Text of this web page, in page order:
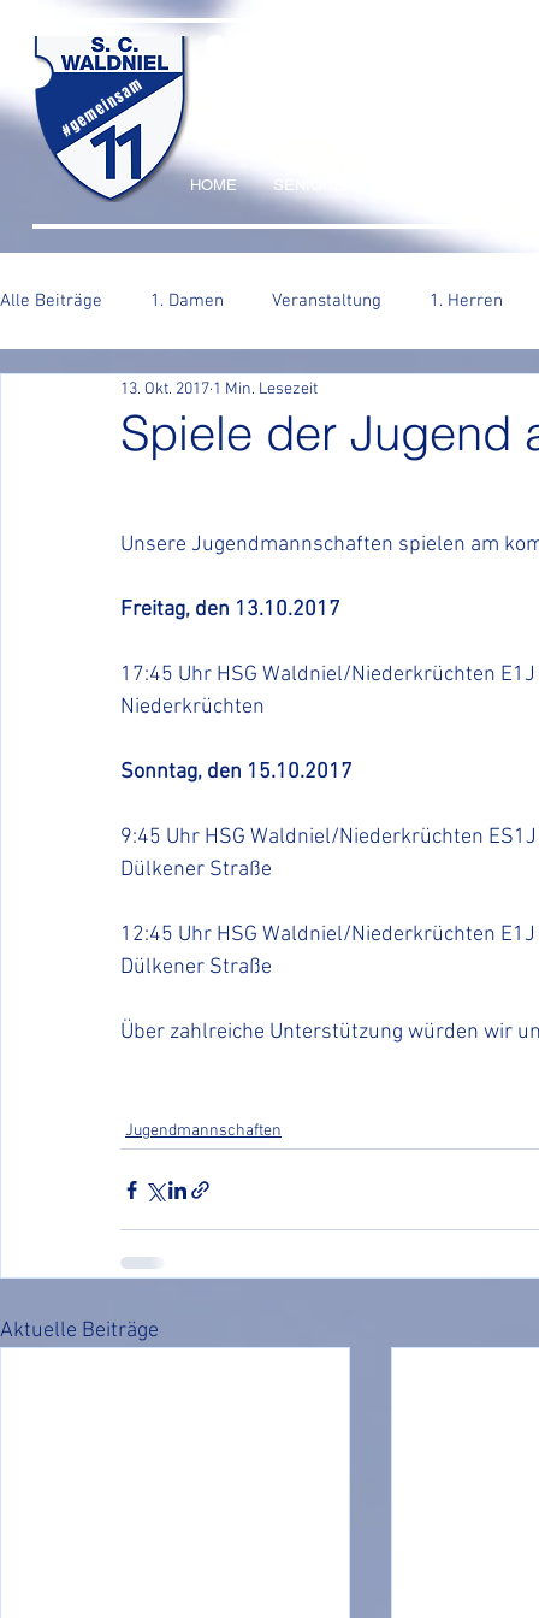
SC WALDNIEL
HOME SENIOREN
#gemeinsam
Alle Beiträge 1. Damen Veranstaltung 1. Herren
Spiele der Jugend
13. Okt. 2017 1 Min. Lesezeit
Unsere Jugendmannschaften spielen am
Freitag, den 13.10.2017
17:45 Uhr HSG Waldniel/Niederkrüchten
Niederkrüchten
Sonntag, den 15.10.2017
9:45 Uhr HSG Waldniel/Niederkrüchten
Dülkener Straße
12:45 Uhr HSG Waldniel/Niederkrüchten E1J
Dülkener Straße
Über zahlreiche Unterstützung würden wir
Jugendmannschaften
Aktuelle Beiträge